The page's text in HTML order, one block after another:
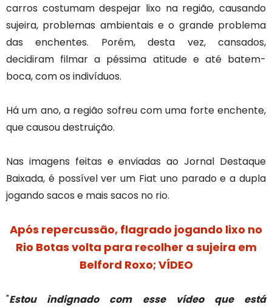
carros costumam despejar lixo na região, causando
sujeira, problemas ambientais e o grande problema
das enchentes. Porém, desta vez, cansados,
decidiram filmar a péssima atitude e até batem-
boca, com os indivíduos.
Há um ano, a região sofreu com uma forte enchente,
que causou destruição.
Nas imagens feitas e enviadas ao Jornal Destaque
Baixada, é possível ver um Fiat uno parado e a dupla
jogando sacos e mais sacos no rio.
Após repercussão, flagrado jogando lixo no
Rio Botas volta para recolher a sujeira em
Belford Roxo; VÍDEO
"Estou indignado com esse vídeo que está